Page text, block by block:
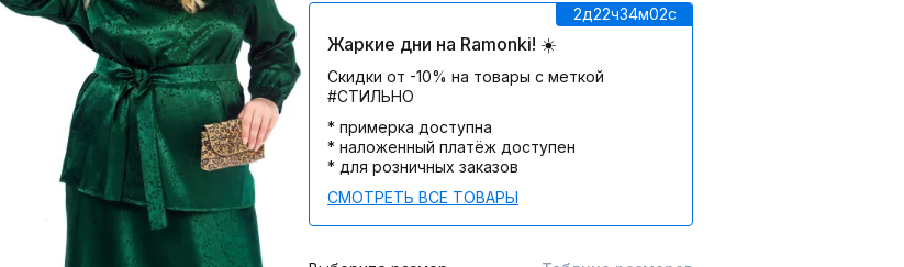
2д22ч34м02c
Жаркие дни на Ramonki! ☀️
Скидки от -10% на товары с меткой
#СТИЛЬНО
* примерка доступна
* наложенный платёж доступен
* для розничных заказов
СМОТРЕТЬ ВСЕ ТОВАРЫ